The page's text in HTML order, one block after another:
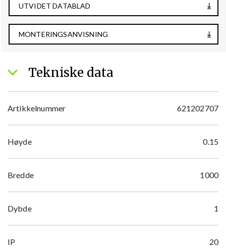
UTVIDET DATABLAD
MONTERINGSANVISNING
Tekniske data
Artikkelnummer 621202707
Høyde 0.15
Bredde 1000
Dybde 1
IP 20